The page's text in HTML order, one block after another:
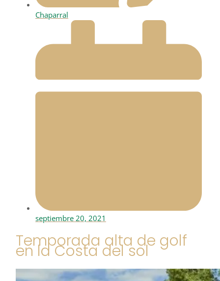
Chaparral
septiembre 20, 2021
Temporada alta de golf
en la Costa del sol